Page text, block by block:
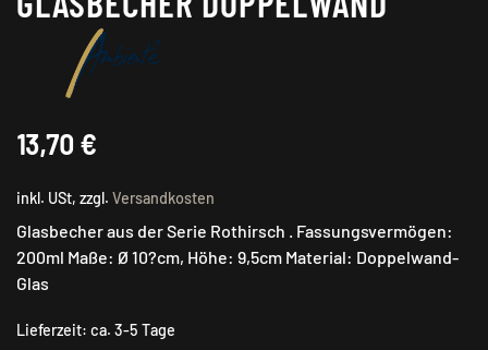
13,70 €
inkl. USt, zzgl. Versandkosten
Glasbecher aus der Serie Rothirsch . Fassungsvermögen:
200ml Maße: Ø 10?cm, Höhe: 9,5cm Material: Doppelwand-
Glas
Lieferzeit: ca. 3-5 Tage